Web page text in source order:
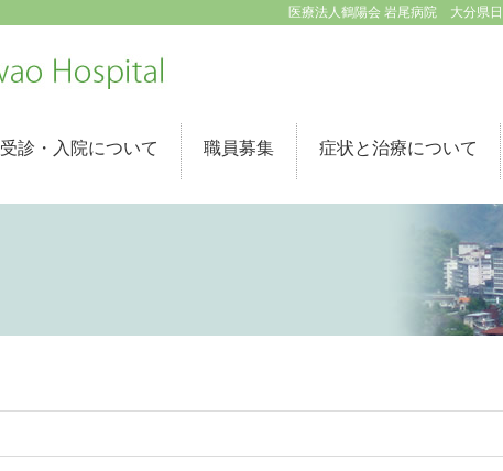
医療法人鶴陽会 岩尾病院 大分県
受診・入院について 職員募集 症状と治療について